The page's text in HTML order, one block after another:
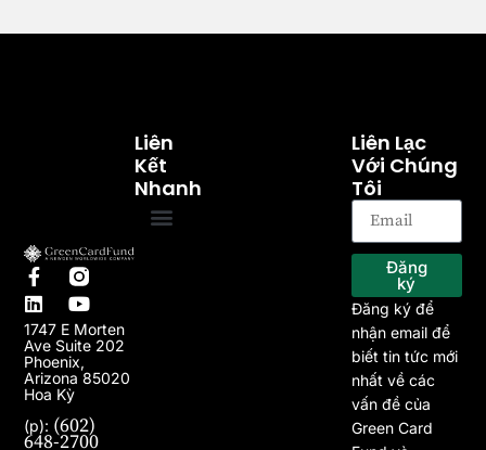
1747 E Morten
Ave Suite 202
Phoenix,
Arizona 85020
Hoa Kỳ
(p): (602)
648-2700
Liên
Kết
Nhanh
Liên Lạc
Với Chúng
Tôi
Đăng
ký
Đăng ký để
nhận email để
biết tin tức mới
nhất về các
vấn đề của
Green Card